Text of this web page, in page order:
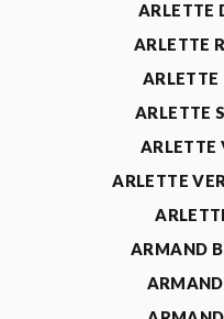
ARLETTE
ARLETTE
ARLETTE
ARLETTE
ARLETTE
ARLETTE
ARMAND